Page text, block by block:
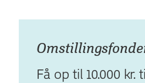
Få op til 10.000